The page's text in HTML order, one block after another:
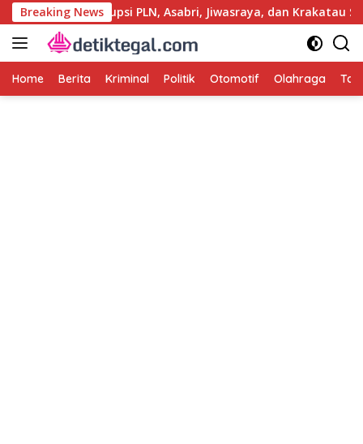
Langsung
ke
konten
Breaking News
Kasus Korupsi PLN, Asabri, Jiwasraya, dan Krakatau Steel
Home Berita Kriminal Politik Otomotif Olahraga